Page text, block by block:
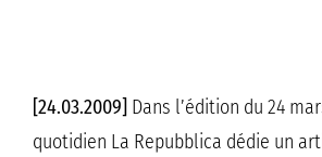
[24.03.2009] Dans l’édition du 24
quotidien La Repubblica dédie un